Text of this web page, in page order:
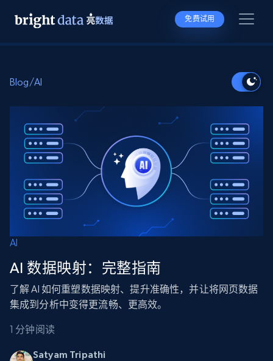
免费试用
Blog/AI
AI
AI 数据映射：完整指南
了解 AI 如何重塑数据映射、提升准确性，并让将网页数据
集成到分析中变得更流畅、更高效。
1 分钟阅读
Satyam Tripathi